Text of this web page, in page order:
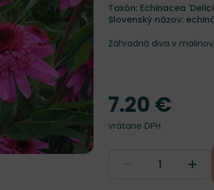
Taxón: Echinacea
Slovenský názov:
Záhradná diva v
Cena
7.20 €
vrátane DPH